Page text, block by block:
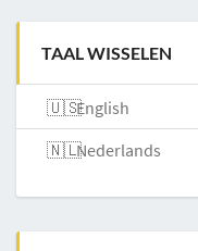
TAAL WISSELEN
English
Nederlands